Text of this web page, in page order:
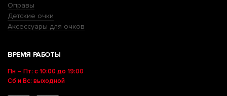
Оправы
Детские очки
Аксессуары для очков
ВРЕМЯ РАБОТЫ
Пн – Пт: с 10:00 до 19:00
Сб и Вс: выходной